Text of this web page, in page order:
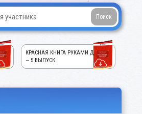
КРАСНАЯ КНИГА РУКАМИ ДЕТЕЙ!
— 5 ВЫПУСК